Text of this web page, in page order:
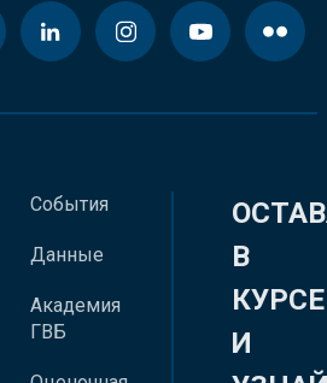
События
Данные
Академия
ГВБ
В
КУРСЕ
И